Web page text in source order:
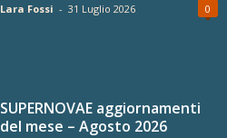
Lara Fossi - 31 Luglio 2026 0
SUPERNOVAE aggiornamenti
del mese – Agosto 2026